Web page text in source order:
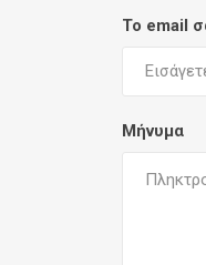
Το email
Μήνυμα